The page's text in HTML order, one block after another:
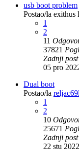
usb boot problem
Postao/la exithus
1
2
11
37821
Zadnji post
05 pro
Dual boot
Postao/la
1
2
10
25671
Zadnji post
22 stu